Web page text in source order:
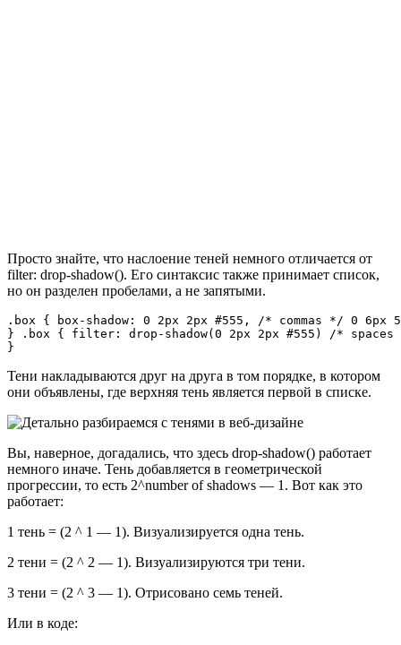
Просто знайте, что наслоение теней немного отличается от
filter: drop-shadow(). Его синтаксис также принимает список,
но он разделен пробелами, а не запятыми.
.box { box-shadow: 0 2px 2px #555, /* commas */ 0 6px
} .box { filter: drop-shadow(0 2px 2px #555) /* spaces
}
Тени накладываются друг на друга в том порядке, в котором
они объявлены, где верхняя тень является первой в списке.
Вы, наверное, догадались, что здесь drop-shadow() работает
немного иначе. Тень добавляется в геометрической
прогрессии, то есть 2^number of shadows — 1. Вот как это
работает:
1 тень = (2 ^ 1 — 1). Визуализируется одна тень.
2 тени = (2 ^ 2 — 1). Визуализируются три тени.
3 тени = (2 ^ 3 — 1). Отрисовано семь теней.
Или в коде: